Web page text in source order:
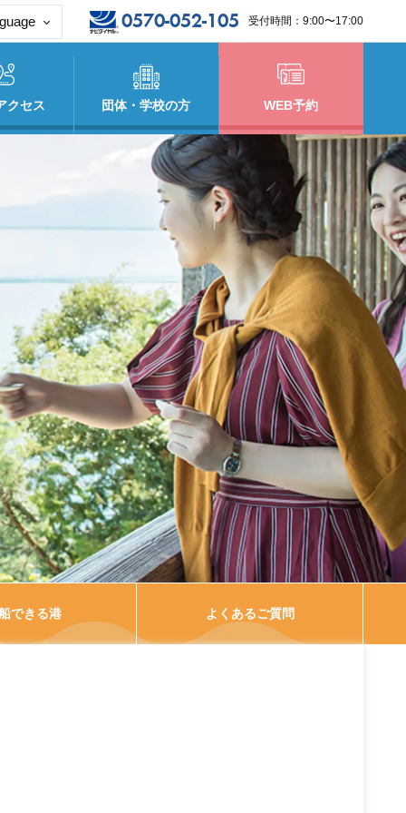
中文
中文
ทย
0570-052-105 受付時間：9:00〜17:00
クセス 団体・学校の方 WEB予約
できる港 よくあるご質問